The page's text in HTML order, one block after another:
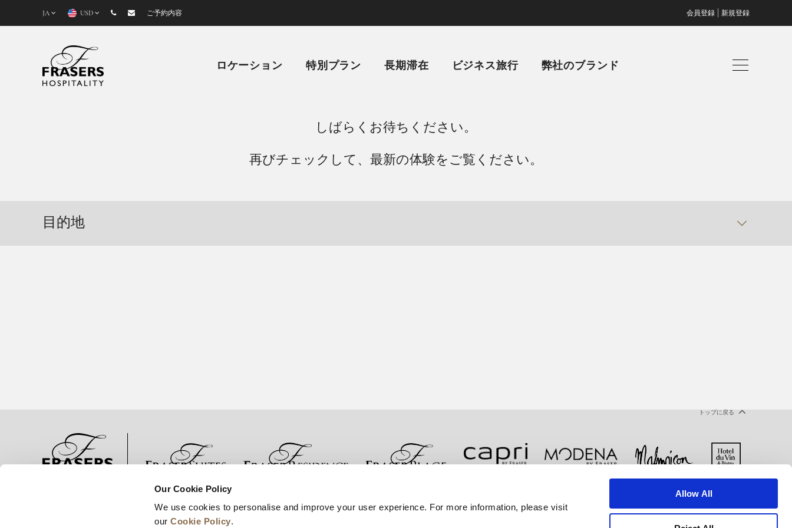
Our Cookie Policy
We use cookies to personalise and improve your user experience. For more information, please visit
ourCookie Policy.
Allow All
JA USD ご予約内容 会員登録 新規登録
ロケーション 特別プラン 長期滞在 ビジネス旅行 弊社のブランド
しばらくお待ちください。
再びチェックして、最新の体験をご覧ください。
目的地
トップに戻る
事業展開 キャリア お問い合わせ ベストレート保証 プライバシーポリシー クッキー宣言